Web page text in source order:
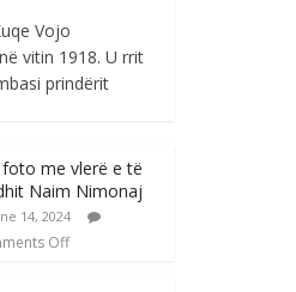
Vojo
vitin 1918. U rrit
prindërit
me vlerë e të
Naim Nimonaj
14, 2024
Off